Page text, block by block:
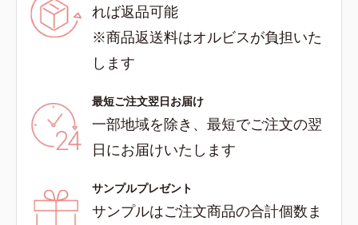
れば返品可能
※商品返送料はオルビスが負担いた
します
最短ご注文翌日お届け
一部地域を除き、最短でご注文の翌
日にお届けいたします
サンプルプレゼント
サンプルはご注文商品の合計個数ま